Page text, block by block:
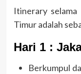
Itinerary
Timur adalah
Hari 1 :
Berkumpul